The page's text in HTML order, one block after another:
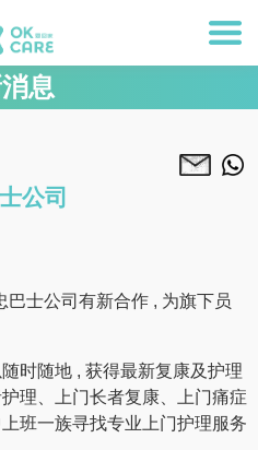
息
公司
士公司有新合作 , 为旗下员
时随地 , 获得最新复康及护理
理、上门长者复康、上门痛症
班一族寻找专业上门护理服务